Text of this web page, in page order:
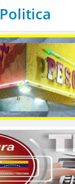
Politica